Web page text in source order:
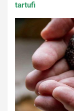
tartufi